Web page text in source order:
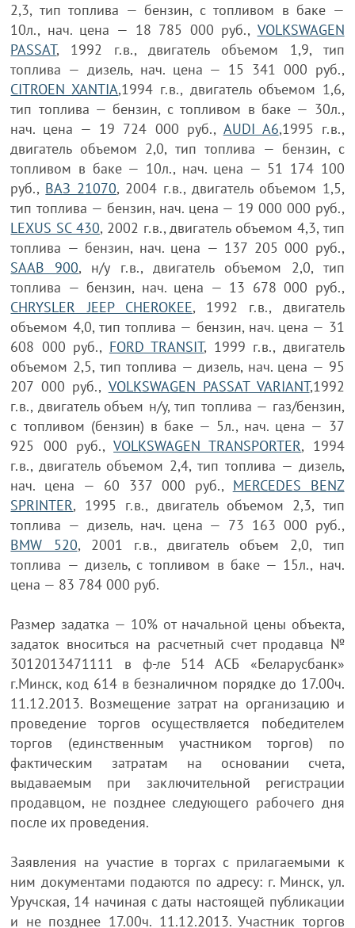
2,3, тип топлива — бензин, с топливом в баке —
10л., нач. цена — 18 785 000 руб., VOLKSWAGEN
PASSAT, 1992 г.в., двигатель объемом 1,9, тип
топлива — дизель, нач. цена — 15 341 000 руб.,
CITROEN XANTIA,1994 г.в., двигатель объемом 1,6,
тип топлива — бензин, с топливом в баке — 30л.,
нач. цена — 19 724 000 руб., AUDI A6,1995 г.в.,
двигатель объемом 2,0, тип топлива — бензин, с
топливом в баке — 10л., нач. цена — 51 174 100
руб., ВАЗ 21070, 2004 г.в., двигатель объемом 1,5,
тип топлива — бензин, нач. цена — 19 000 000 руб.,
LEXUS SC 430, 2002 г.в., двигатель объемом 4,3, тип
топлива — бензин, нач. цена — 137 205 000 руб.,
SAAB 900, н/у г.в., двигатель объемом 2,0, тип
топлива — бензин, нач. цена — 13 678 000 руб.,
CHRYSLER JEEP CHEROKEE, 1992 г.в., двигатель
объемом 4,0, тип топлива — бензин, нач. цена — 31
608 000 руб., FORD TRANSIT, 1999 г.в., двигатель
объемом 2,5, тип топлива — дизель, нач. цена — 95
207 000 руб., VOLKSWAGEN PASSAT VARIANT,1992
г.в., двигатель объем н/у, тип топлива — газ/бензин,
с топливом (бензин) в баке — 5л., нач. цена — 37
925 000 руб.,VOLKSWAGEN TRANSPORTER, 1994
г.в., двигатель объемом 2,4, тип топлива — дизель,
нач. цена — 60 337 000 руб., MERCEDES BENZ
SPRINTER, 1995 г.в., двигатель объемом 2,3, тип
топлива — дизель, нач. цена — 73 163 000 руб.,
BMW 520, 2001 г.в., двигатель объем 2,0, тип
топлива — дизель, с топливом в баке — 15л., нач.
цена — 83 784 000 руб.
Размер задатка — 10% от начальной цены объекта,
задаток вноситься на расчетный счет продавца №
3012013471111 в ф-ле 514 АСБ «Беларусбанк»
г.Минск, код 614 в безналичном порядке до 17.00ч.
11.12.2013. Возмещение затрат на организацию и
проведение торгов осуществляется победителем
торгов (единственным участником торгов) по
фактическим затратам на основании счета,
выдаваемым при заключительной регистрации
продавцом, не позднее следующего рабочего дня
после их проведения.
Заявления на участие в торгах с прилагаемыми к
ним документами подаются по адресу: г. Минск, ул.
Уручская, 14 начиная с даты настоящей публикации
и не позднее 17.00ч. 11.12.2013. Участник торгов